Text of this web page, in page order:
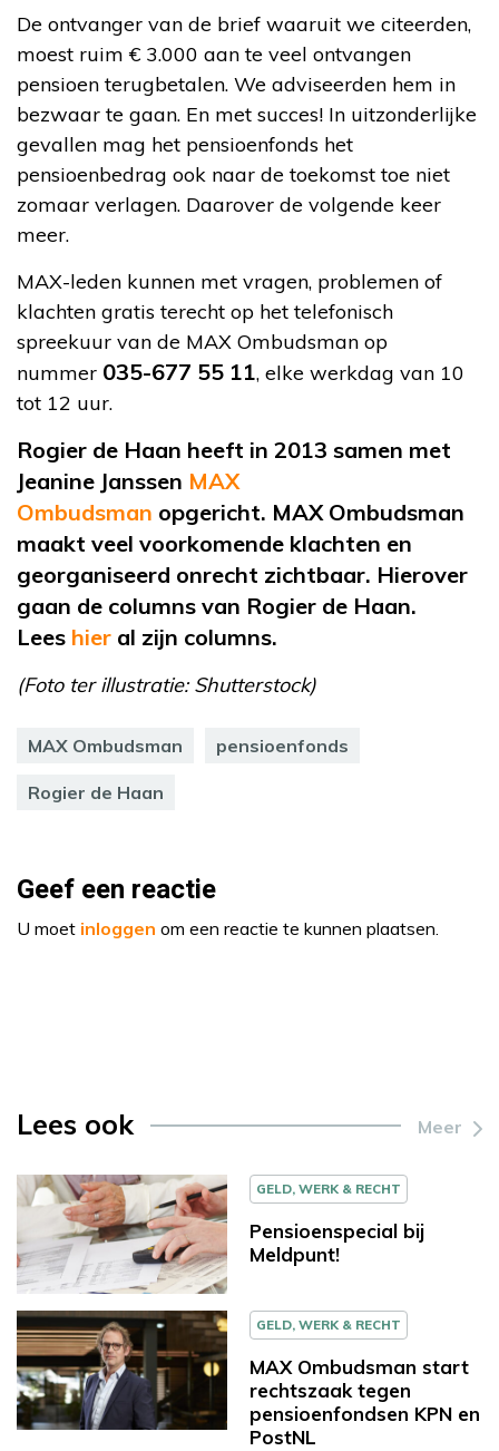
De ontvanger van de brief waaruit we citeerden,
moest ruim € 3.000 aan te veel ontvangen
pensioen terugbetalen. We adviseerden hem in
bezwaar te gaan. En met succes! In uitzonderlijke
gevallen mag het pensioenfonds het
pensioenbedrag ook naar de toekomst toe niet
zomaar verlagen. Daarover de volgende keer
meer.
MAX-leden kunnen met vragen, problemen of
klachten gratis terecht op het telefonisch
spreekuur van de MAX Ombudsman op
nummer 035-677 55 11, elke werkdag van 10
tot 12 uur.
Rogier de Haan heeft in 2013 samen met
Jeanine Janssen MAX
Ombudsman opgericht. MAX Ombudsman
maakt veel voorkomende klachten en
georganiseerd onrecht zichtbaar. Hierover
gaan de columns van Rogier de Haan.
Lees hier al zijn columns.
(Foto ter illustratie: Shutterstock)
MAX Ombudsman pensioenfonds
Rogier de Haan
Geef een reactie
U moet inloggen om een reactie te kunnen plaatsen.
Lees ook Meer
GELD, WERK & RECHT
Pensioenspecial bij
Meldpunt!
GELD, WERK & RECHT
MAX Ombudsman start
rechtszaak tegen
pensioenfondsen KPN en
PostNL